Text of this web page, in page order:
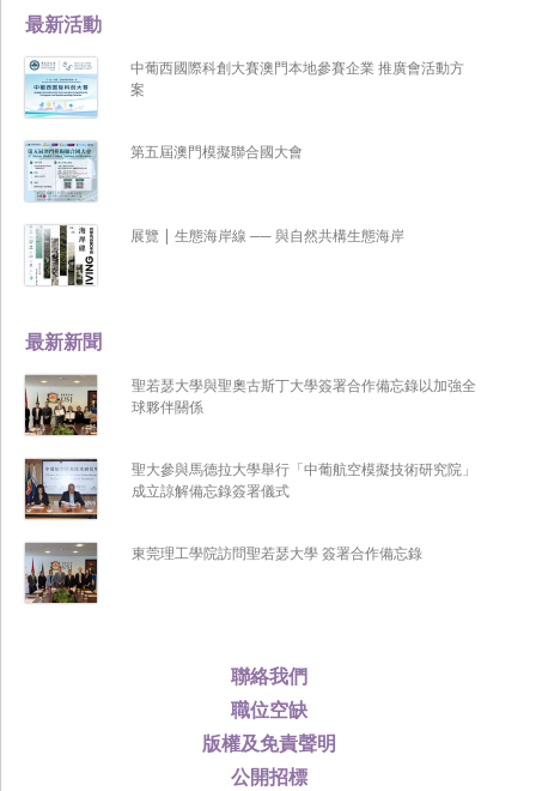
聯絡我們
職位空缺
版權及免責聲明
公開招標
最新新聞
聖若瑟大學與聖奧古斯丁大學簽署合作備忘錄以加強全
球夥伴關係
聖大參與馬德拉大學舉行「中葡航空模擬技術研究院」
成立諒解備忘錄簽署儀式
東莞理工學院訪問聖若瑟大學 簽署合作備忘錄
最新活動
中葡西國際科創大賽澳門本地參賽企業 推廣會活動方
案
第五屆澳門模擬聯合國大會
展覽 | 生態海岸線 ── 與自然共構生態海岸